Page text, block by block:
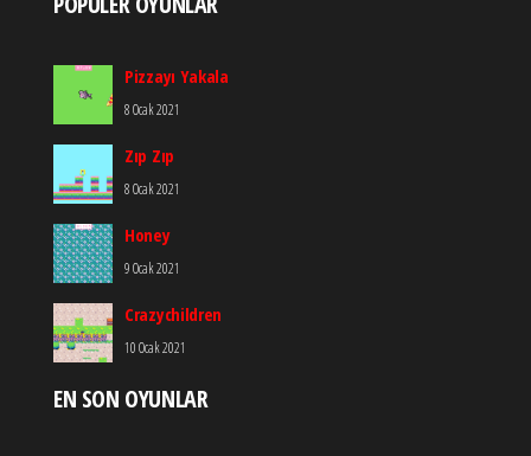
Pizzayı Yakala
8 Ocak 2021
Zıp Zıp
8 Ocak 2021
Honey
9 Ocak 2021
Crazychildren
10 Ocak 2021
EN SON OYUNLAR